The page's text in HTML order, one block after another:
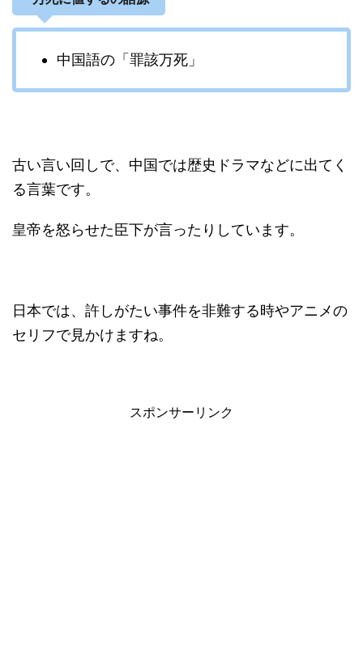
中国語の「罪該万死」
古い言い回しで、中国では歴史ドラマなどに出てく
る言葉です。
皇帝を怒らせた臣下が言ったりしています。
日本では、許しがたい事件を非難する時やアニメの
セリフで見かけますね。
スポンサーリンク